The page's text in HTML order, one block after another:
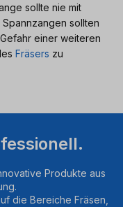
sollte nie mit
sollten
einer weiteren
Fräsers zu
Produkte aus
die Bereiche Fräsen,